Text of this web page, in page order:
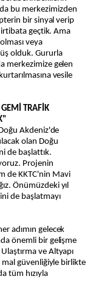
bu merkezimizden
bir sinyal verip
geçtik. Ama
veya
olduk. Gururla
merkezimize gelen
vesile
TRAFİK
Akdeniz'de
olan Doğu
de başlattık.
Projenin
de KKTC'nin Mavi
Önümüzdeki yıl
de başlatmayı
adımın gelecek
önemli bir gelişme
ve Altyapı
mal güvenliğiyle birlikte
tüm hızıyla